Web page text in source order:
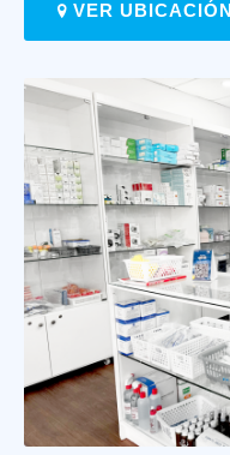
VER UBICACIÓN